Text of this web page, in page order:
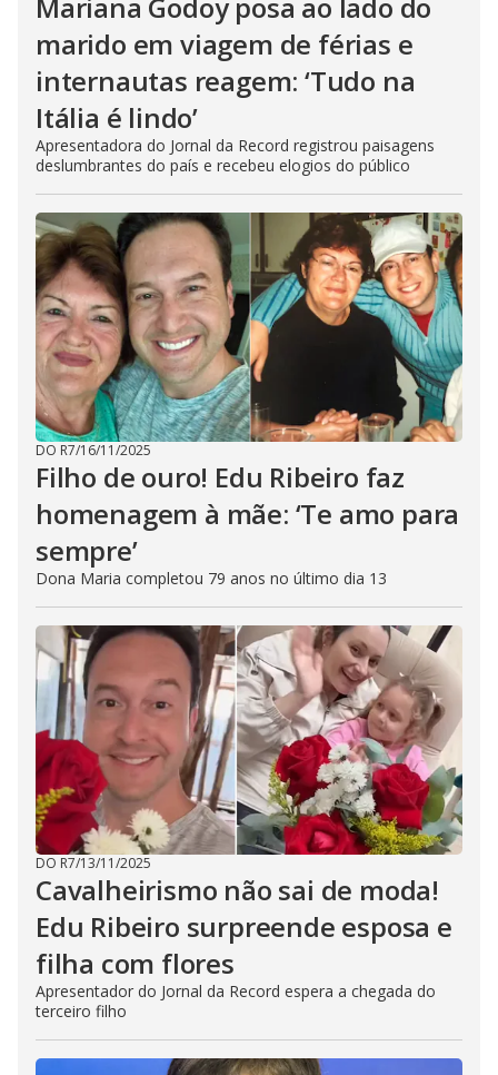
marido em viagem de férias e
internautas reagem: ‘Tudo na
Itália é lindo’
Apresentadora do Jornal da Record registrou paisagens
deslumbrantes do país e recebeu elogios do público
DO R7/16/11/2025
Filho de ouro! Edu Ribeiro faz
homenagem à mãe: ‘Te amo para
sempre’
Dona Maria completou 79 anos no último dia 13
DO R7/13/11/2025
Cavalheirismo não sai de moda!
Edu Ribeiro surpreende esposa e
filha com flores
Apresentador do Jornal da Record espera a chegada do
terceiro filho